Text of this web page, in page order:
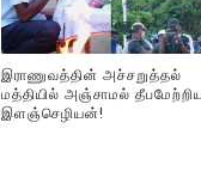
இராணுவத்தின் அச்சறுத்தல்
மத்தியில் அஞ்சாமல்
இளஞ்செழியன்!